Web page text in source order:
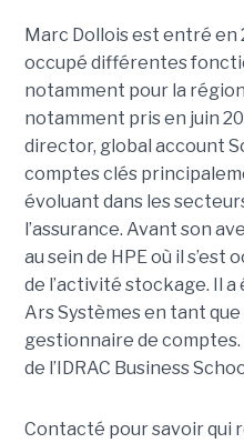
Marc Dollois est entré en
occupé différentes
notamment pour la
notamment pris en juin
director, global account
comptes clés
évoluant dans les
l’assurance. Avant son
au sein de HPE où il s’est
de l’activité stockage. Il
Ars Systèmes en tant
gestionnaire de
de l’IDRAC Business
Contacté pour savoir qui